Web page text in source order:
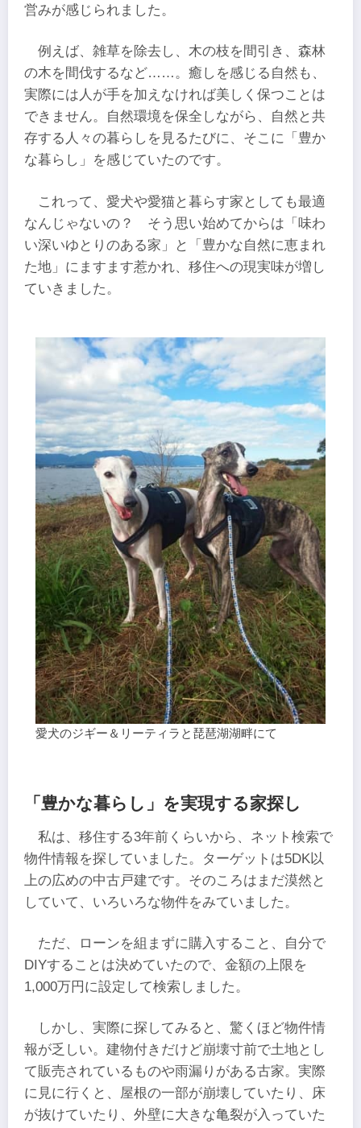
営みが感じられました。
例えば、雑草を除去し、木の枝を間引き、森林
の木を間伐するなど……。癒しを感じる自然も、
実際には人が手を加えなければ美しく保つことは
できません。自然環境を保全しながら、自然と共
存する人々の暮らしを見るたびに、そこに「豊か
な暮らし」を感じていたのです。
これって、愛犬や愛猫と暮らす家としても最適
なんじゃないの？ そう思い始めてからは「味わ
い深いゆとりのある家」と「豊かな自然に恵まれ
た地」にますます惹かれ、移住への現実味が増し
ていきました。
愛犬のジギー＆リーティラと琵琶湖湖畔にて
「豊かな暮らし」を実現する家探し
私は、移住する3年前くらいから、ネット検索で
物件情報を探していました。ターゲットは5DK以
上の広めの中古戸建です。そのころはまだ漠然と
していて、いろいろな物件をみていました。
ただ、ローンを組まずに購入すること、自分で
DIYすることは決めていたので、金額の上限を
1,000万円に設定して検索しました。
しかし、実際に探してみると、驚くほど物件情
報が乏しい。建物付きだけど崩壊寸前で土地とし
て販売されているものや雨漏りがある古家。実際
に見に行くと、屋根の一部が崩壊していたり、床
が抜けていたり、外壁に大きな亀裂が入っていた